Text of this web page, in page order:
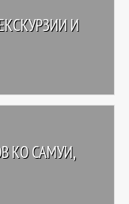
И
КО САМУИ,